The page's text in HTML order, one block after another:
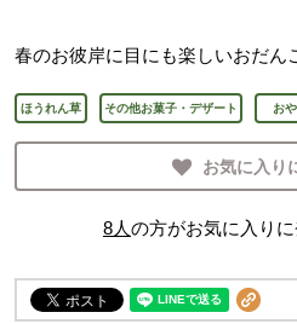
春のお彼岸に目にも楽しいおだん
ほうれん草 その他お菓子・デザート お
お気に入り
8人の方がお気に入りに